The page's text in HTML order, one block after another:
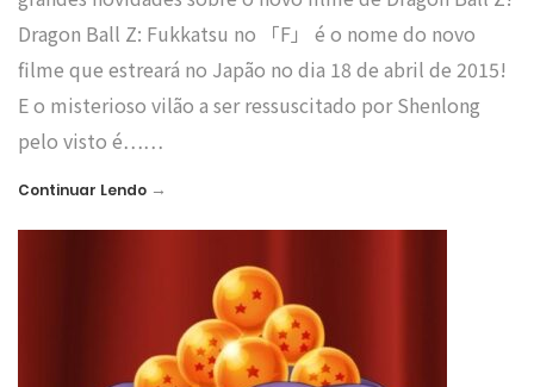
Dragon Ball Z: Fukkatsu no 「F」 é o nome do novo
filme que estreará no Japão no dia 18 de abril de 2015!
E o misterioso vilão a ser ressuscitado por Shenlong
pelo visto é……
Continuar Lendo →